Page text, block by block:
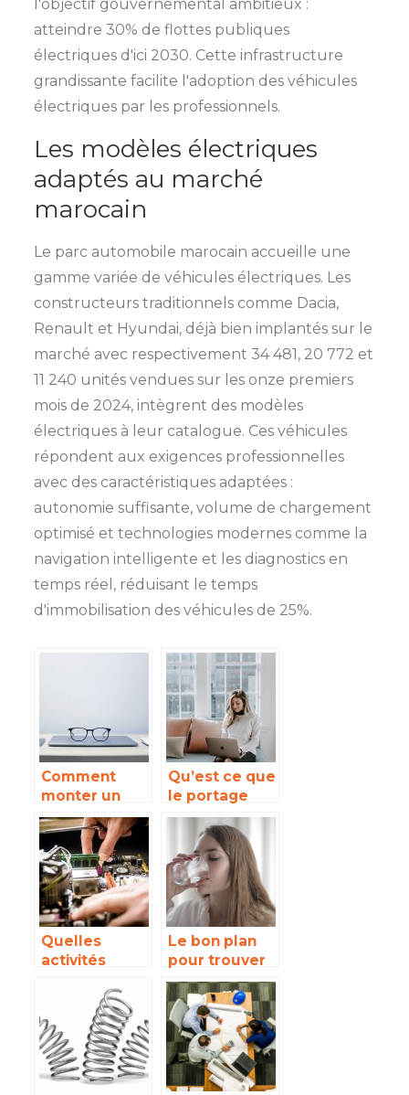
l'objectif gouvernemental ambitieux :
atteindre 30% de flottes publiques
électriques d'ici 2030. Cette infrastructure
grandissante facilite l'adoption des véhicules
électriques par les professionnels.
Les modèles électriques
adaptés au marché
marocain
Le parc automobile marocain accueille une
gamme variée de véhicules électriques. Les
constructeurs traditionnels comme Dacia,
Renault et Hyundai, déjà bien implantés sur le
marché avec respectivement 34 481, 20 772 et
11 240 unités vendues sur les onze premiers
mois de 2024, intègrent des modèles
électriques à leur catalogue. Ces véhicules
répondent aux exigences professionnelles
avec des caractéristiques adaptées :
autonomie suffisante, volume de chargement
optimisé et technologies modernes comme la
navigation intelligente et les diagnostics en
temps réel, réduisant le temps
d'immobilisation des véhicules de 25%.
Comment
monter un
business sans
avoir les
fonds
nécessaires ?
Qu’est ce que
le portage
salarial et
quel est son
utilité ?
Quelles
activités
mener dans le
secteur de
l’informatique
?
Le bon plan
pour trouver
votre fontaine
a eau